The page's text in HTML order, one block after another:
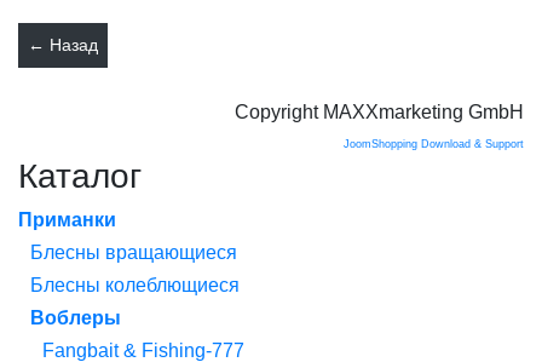
Copyright MAXXmarketing GmbH
JoomShopping Download & Support
Каталог
Приманки
Блесны вращающиеся
Блесны колеблющиеся
Воблеры
Fangbait & Fishing-777